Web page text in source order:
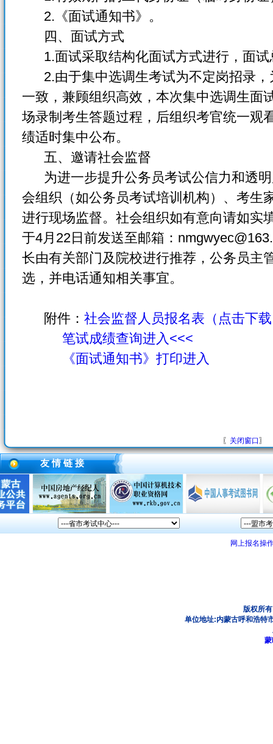
2.《面试通知书》。
四、面试方式
1.面试采取结构化面试方式进行，面试
2.由于集中选调生考试为不定岗招录，
一致，兼顾组织高效，本次集中选调生面
场录制考生答题过程，后组织考官统一观
绩适时集中公布。
五、邀请社会监督
为进一步提升公务员考试公信力和透明
会组织（如公务员考试培训机构）、考生
进行现场监督。社会组织如有意向请如实
于4月22日前发送至邮箱：
长由有关部门及院校进行推荐，公务员主
选，并电话通知相关事宜。
附件： 社会监督人员报名表（点击下
笔试成绩查询进入<<<
《面试通知书》打印进入
〖 关闭窗口 〗
友 情 链 接
网上报名操
版权所
单位地址:内蒙古呼和浩特